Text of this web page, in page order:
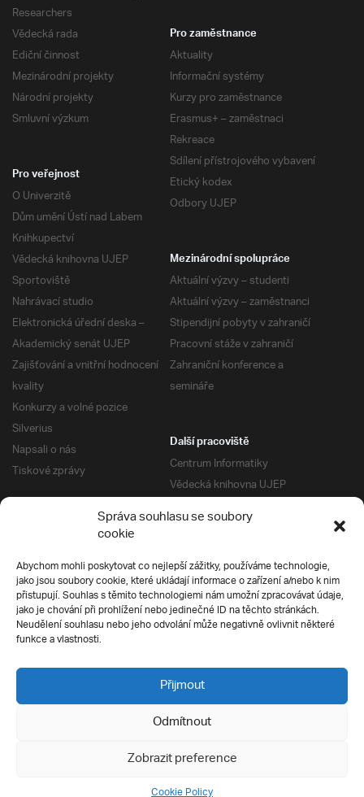
Správa souhlasu se soubory
cookie
Abychom mohli poskytovat co nejlepší zážitky, používáme technologie,
jako jsou soubory cookie, které ukládají informace o zařízení a/nebo k nim
přistupují. Souhlas s těmito technologiemi nám umožní zpracovávat údaje,
jako je chování při prohlížení nebo jedinečné ID na těchto stránkách.
Neudělení souhlasu nebo jeho odvolání může negativně ovlivnit některé
funkce a vlastnosti.
Přijmout
Odmítnout
Zobrazit preference
Cookie Policy
Researchers
Vědecká rada
Ediční činnost
Mezinárodní projekty
Národní projekty
Smluvní výzkum
Pro zaměstnance
Aktuality
Informační systémy
Kurzy pro zaměstnance
Erasmus+ – zaměstnaci
Rekreace
Sdílení přístrojového vybavení
Etický kodex
Odbory UJEP
Pro veřejnost
O Univerzitě
Dům umění Ústí nad Labem
Knihkupectví
Vědecká knihovna UJEP
Sportoviště
Nahrávací studio
Elektronická úřední deska –
Akademický senát UJEP
Zajišťování a vnitřní hodnocení
kvality
Konkurzy a volné pozice
Silverius
Napsali o nás
Tiskové zprávy
Mezinárodní spolupráce
Aktuální výzvy – studenti
Aktuální výzvy – zaměstnanci
Stipendijní pobyty v zahraničí
Pracovní stáže v zahraničí
Zahraniční konference a
semináře
Další pracoviště
Centrum Informatiky
Vědecká knihovna UJEP
Správa kolejí a menz
Univerzitní centrum podpory
Silverius
Pro uchazeče
Přijímací řízení
E-prihlaska
Přípravné kurzy
Ochrana soukromí
Všechna práva vyhrazena